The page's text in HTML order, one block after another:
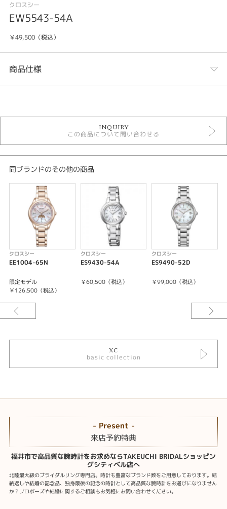
クロスシー
EW5543-54A
￥49,500（税込）
商品仕様
時計
金属ベルト
ソーラー電波
クロスシー
クロスシー ＞ basicコレクション
5気圧防水以下
レディース 腕時計
腕時計
紹介文
秒針停止機能
充電警告機能
INQUIRY
この商品について問い合わせる
同ブランドのその他の商品
クロスシー
EE1004-65N
限定モデル
￥126,500（税込）
クロスシー
ES9430-54A
￥60,500（税込）
クロスシー
ES9490-52D
￥99,000（税込）
XC
basic collection
- Present -
来店予約特典
福井市で高品質な腕時計をお求めならTAKEUCHI BRIDALショッピン
グシティベル店へ
北陸最大級のブライダルリング専門店。時計も豊富なブランド数をご用意しております。結
納返しや結婚の記念品、独身最後の記念の時計として高品質な腕時計をお選びになりません
か？プロポーズや結婚に関するご相談もお気軽にお問い合わせください。